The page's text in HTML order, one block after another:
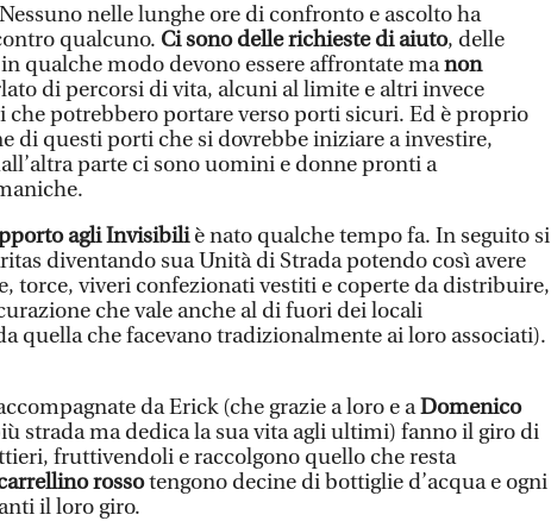
nelle lunghe ore di confronto e ascolto ha
qualcuno. Ci sono delle richieste di aiuto, delle
qualche modo devono essere affrontate manon
di percorsi di vita, alcuni al limite e altri invece
che potrebbero portare verso porti sicuri. Ed è proprio
di questi porti che si dovrebbe iniziare a investire,
parte ci sono uomini e donne pronti a
agli Invisibiliè nato qualche tempo fa. In seguito si
diventando sua Unità di Strada potendo così avere
torce, viveri confezionati vestiti e coperte da distribuire,
che vale anche al di fuori dei locali
quella che facevano tradizionalmente ai loro associati).
da Erick (che grazie a loro e aDomenico
strada ma dedica la sua vita agli ultimi) fanno il giro di
fruttivendoli e raccolgono quello che resta
rossotengono decine di bottiglie d’acqua e ogni
il loro giro.